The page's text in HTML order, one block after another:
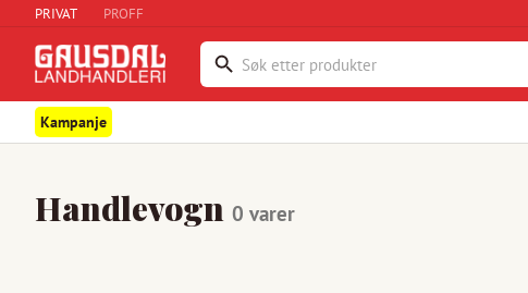
PRIVAT PROFF
Kampanje
Handlevogn 0 varer